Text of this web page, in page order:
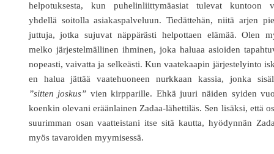
helpotuksesta, kun puhelinliittymäasiat tulevat kuntoon
yhdellä soitolla asiakaspalveluun. Tiedättehän, niitä arjen
juttuja, jotka sujuvat näppärästi helpottaen elämää. Olen
melko järjestelmällinen ihminen, joka haluaa asioiden
nopeasti, vaivatta ja selkeästi. Kun vaatekaapin järjestelyinto
en halua jättää vaatehuoneen nurkkaan kassia, jonka
”sitten joskus” vien kirpparille. Ehkä juuri näiden syiden
koenkin olevani eräänlainen Zadaa-lähettiläs. Sen lisäksi, että
suurimman osan vaatteistani itse sitä kautta, hyödynnän
myös tavaroiden myymisessä.